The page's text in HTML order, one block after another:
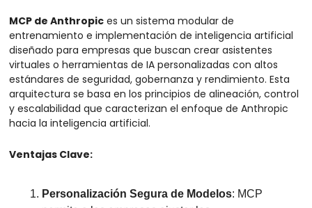
MCP de Anthropic es un sistema modular de
entrenamiento e implementación de inteligencia artificial
diseñado para empresas que buscan crear asistentes
virtuales o herramientas de IA personalizadas con altos
estándares de seguridad, gobernanza y rendimiento. Esta
arquitectura se basa en los principios de alineación, control
y escalabilidad que caracterizan el enfoque de Anthropic
hacia la inteligencia artificial.
Ventajas Clave:
Personalización Segura de Modelos: MCP